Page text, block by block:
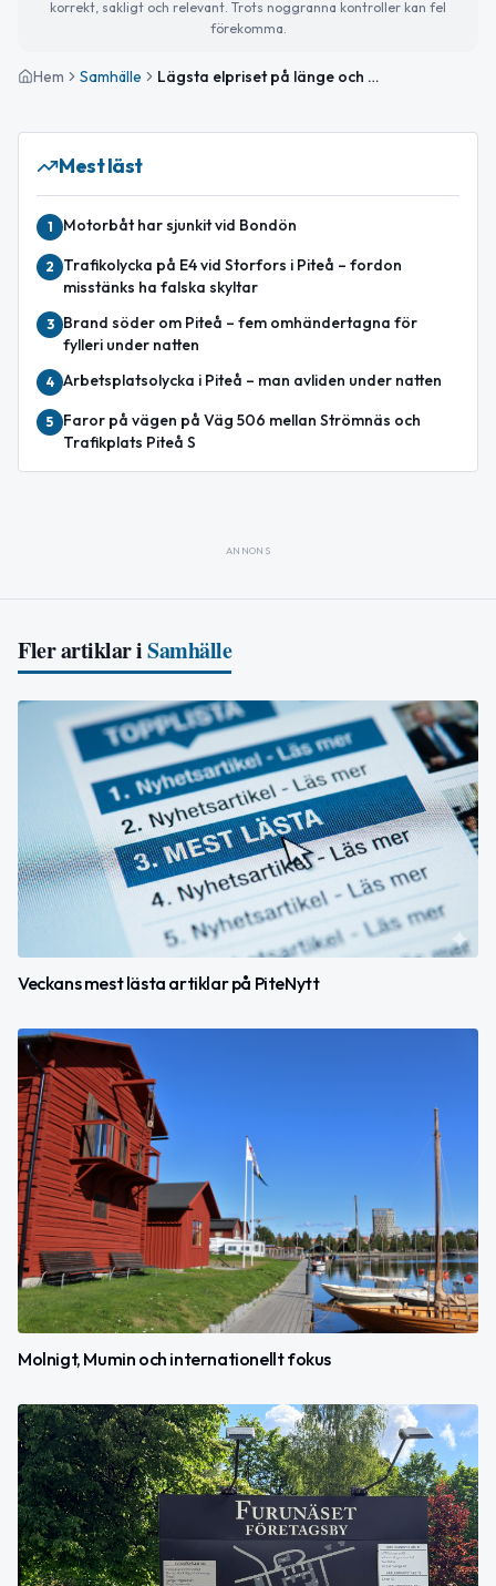
korrekt, sakligt och relevant. Trots noggranna kontroller kan fel
förekomma.
Hem Samhälle Lägsta elpriset på länge och temadag för natur- och djurliv
Mest läst
1 Motorbåt har sjunkit vid Bondön
2
Trafikolycka på E4 vid Storfors i Piteå – fordon
misstänks ha falska skyltar
3
Brand söder om Piteå – fem omhändertagna för
fylleri under natten
4 Arbetsplatsolycka i Piteå – man avliden under natten
5
Faror på vägen på Väg 506 mellan Strömnäs och
Trafikplats Piteå S
ANNONS
Fler artiklar iSamhälle
Veckans mest lästa artiklar på PiteNytt
Molnigt, Mumin och internationellt fokus